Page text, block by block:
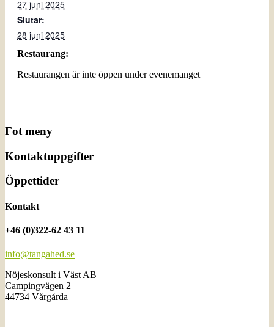
27 juni 2025
Slutar:
28 juni 2025
Restaurang:
Restaurangen är inte öppen under evenemanget
Fot meny
Kontaktuppgifter
Öppettider
Kontakt
+46 (0)322-62 43 11
info@tangahed.se
Nöjeskonsult i Väst AB
Campingvägen 2
44734 Vårgårda